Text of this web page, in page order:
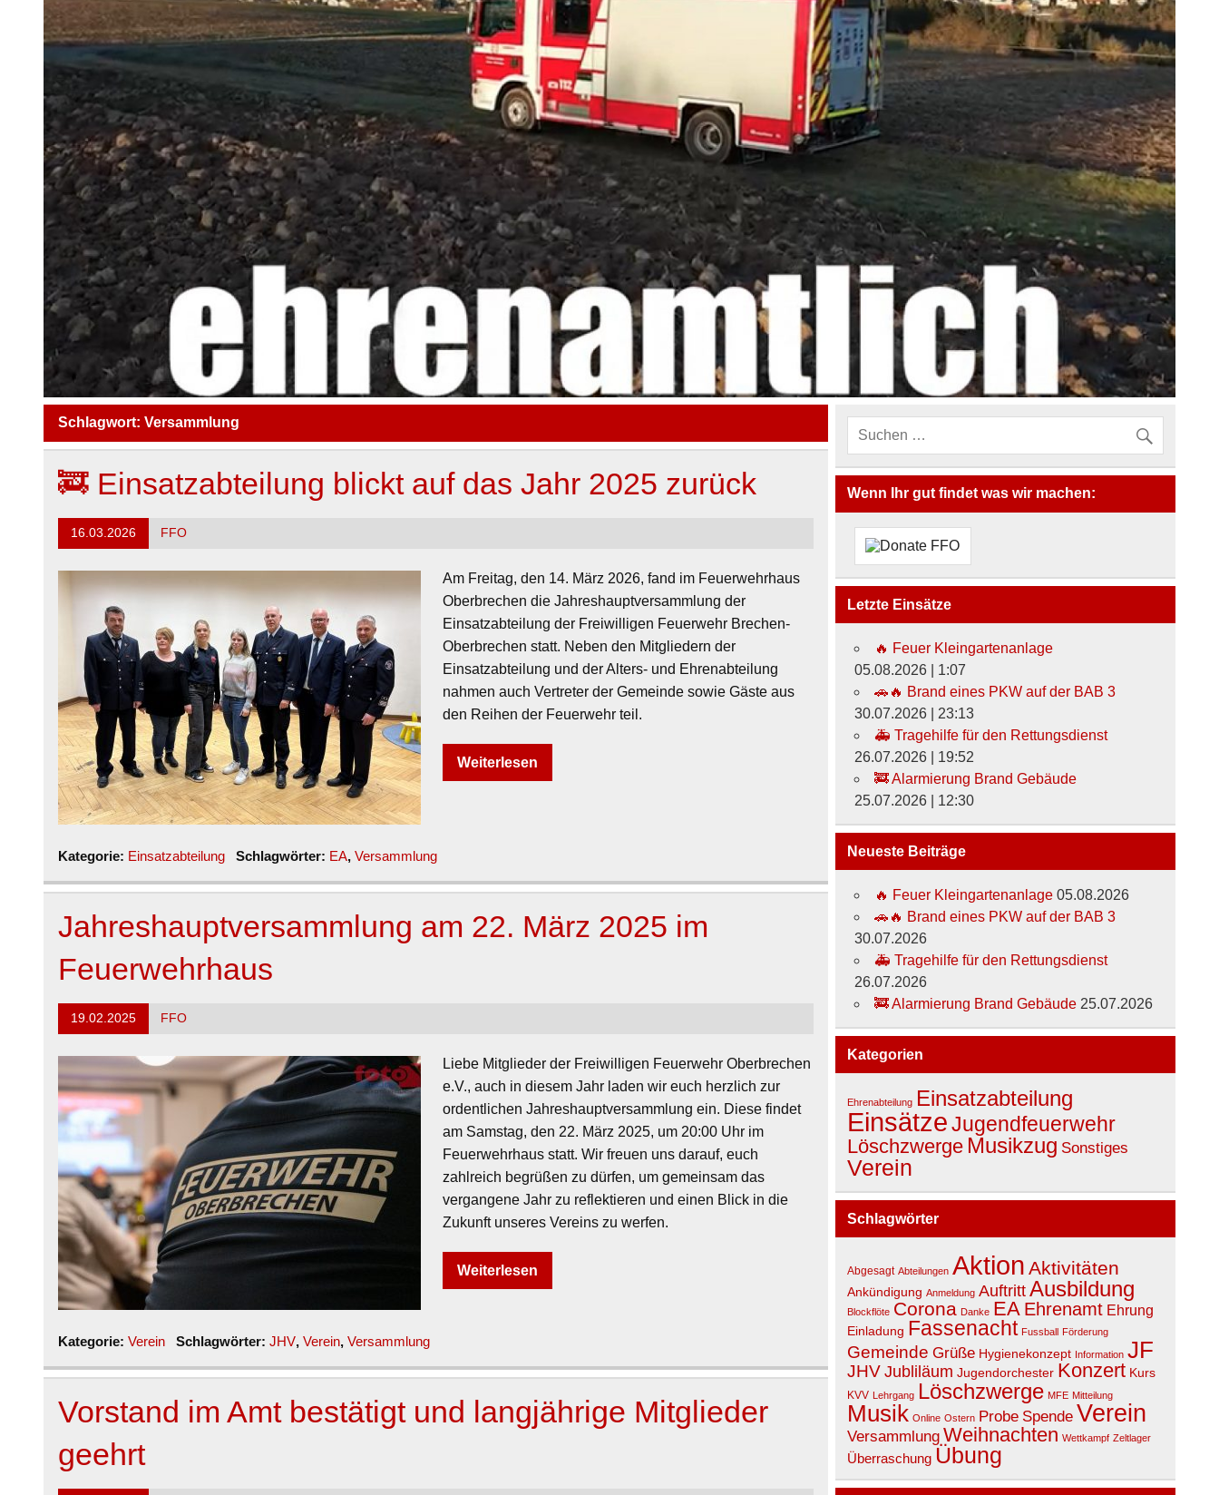
Schlagwort:Versammlung
🚒 Einsatzabteilung blickt auf das Jahr 2025 zurück
16.03.2026 FFO
Am Freitag, den 14. März 2026, fand im Feuerwehrhaus
Oberbrechen die Jahreshauptversammlung der
Einsatzabteilung der Freiwilligen Feuerwehr Brechen-
Oberbrechen statt. Neben den Mitgliedern der
Einsatzabteilung und der Alters- und Ehrenabteilung
nahmen auch Vertreter der Gemeinde sowie Gäste aus
den Reihen der Feuerwehr teil.
Weiterlesen
Kategorie: Einsatzabteilung Schlagwörter: EA, Versammlung
Jahreshauptversammlung am 22. März 2025 im
Feuerwehrhaus
19.02.2025 FFO
Liebe Mitglieder der Freiwilligen Feuerwehr Oberbrechen
e.V., auch in diesem Jahr laden wir euch herzlich zur
ordentlichen Jahreshauptversammlung ein. Diese findet
am Samstag, den 22. März 2025, um 20:00 Uhr im
Feuerwehrhaus statt. Wir freuen uns darauf, euch
zahlreich begrüßen zu dürfen, um gemeinsam das
vergangene Jahr zu reflektieren und einen Blick in die
Zukunft unseres Vereins zu werfen.
Weiterlesen
Kategorie:Verein Schlagwörter: JHV, Verein, Versammlung
Vorstand im Amt bestätigt und langjährige Mitglieder
geehrt
Wenn Ihr gut findet was wir machen:
Letzte Einsätze
🔥 Feuer Kleingartenanlage
05.08.2026
1:07
🚗🔥 Brand eines PKW auf der BAB 3
30.07.2026
23:13
🚑 Tragehilfe für den Rettungsdienst
26.07.2026
19:52
🚒 Alarmierung Brand Gebäude
25.07.2026
12:30
Neueste Beiträge
🔥 Feuer Kleingartenanlage 05.08.2026
🚗🔥 Brand eines PKW auf der BAB 3
30.07.2026
🚑 Tragehilfe für den Rettungsdienst
26.07.2026
🚒 Alarmierung Brand Gebäude 25.07.2026
Kategorien
Ehrenabteilung Einsatzabteilung
Einsätze Jugendfeuerwehr
Löschzwerge Musikzug Sonstiges
Verein
Schlagwörter
Abgesagt Abteilungen Aktion Aktivitäten
Ankündigung Anmeldung Auftritt Ausbildung
Blockflöte Corona Danke EA Ehrenamt Ehrung
Einladung Fassenacht Fussball Förderung
Gemeinde Grüße Hygienekonzept Information JF
JHV Jubliläum Jugendorchester Konzert Kurs
KVV Lehrgang Löschzwerge MFE Mitteilung
Musik Online Ostern Probe Spende Verein
Versammlung Weihnachten Wettkampf Zeltlager
Überraschung Übung